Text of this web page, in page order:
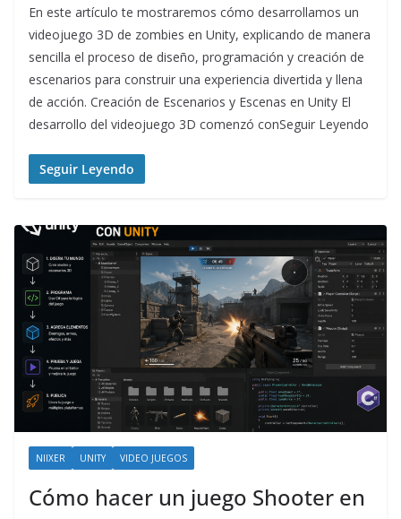
En este artículo te mostraremos cómo desarrollamos un
videojuego 3D de zombies en Unity, explicando de manera
sencilla el proceso de diseño, programación y creación de
escenarios para construir una experiencia divertida y llena
de acción. Creación de Escenarios y Escenas en Unity El
desarrollo del videojuego 3D comenzó conSeguir Leyendo
Seguir Leyendo
NIIXER UNITY VIDEO JUEGOS
Cómo hacer un juego Shooter en